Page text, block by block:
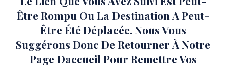
Être Rompu Ou La Destination A Peut-
Être Été Déplacée. Nous Vous
Suggérons Donc De Retourner À Notre
Page Daccueil Pour Remettre Vos